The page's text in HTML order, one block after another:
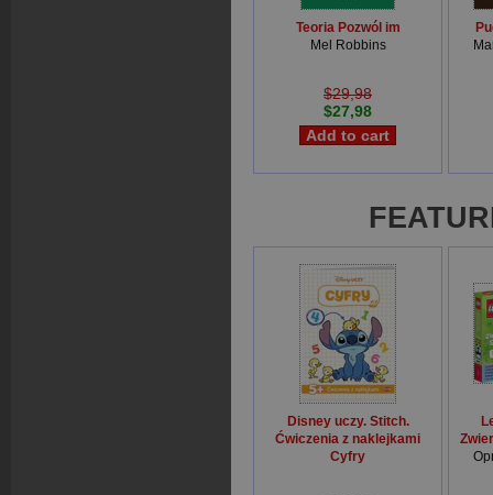
Teoria Pozwól im
Mel Robbins
$29,98
$27,98
Disney uczy. Stitch.
Ćwiczenia z naklejkami
Cyfry